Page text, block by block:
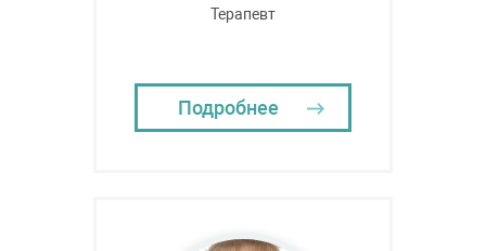
Терапевт
Подробнее